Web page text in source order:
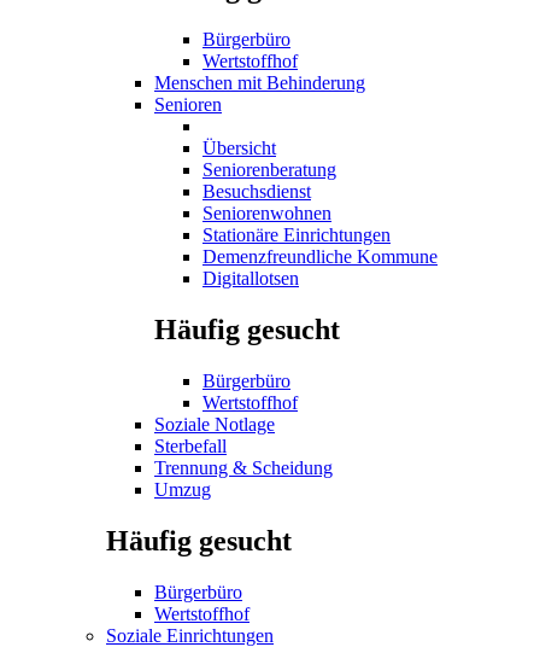
Bürgerbüro
Wertstoffhof
Menschen mit Behinderung
Senioren
Übersicht
Seniorenberatung
Besuchsdienst
Seniorenwohnen
Stationäre Einrichtungen
Demenzfreundliche Kommune
Digitallotsen
Häufig gesucht
Bürgerbüro
Wertstoffhof
Soziale Notlage
Sterbefall
Trennung & Scheidung
Umzug
Häufig gesucht
Bürgerbüro
Wertstoffhof
Soziale Einrichtungen